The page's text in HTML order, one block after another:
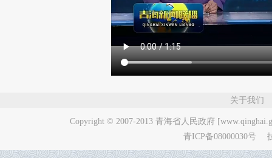
关于我们
Copyright © 2007-2013 青海省人民政府
青ICP备08000030号